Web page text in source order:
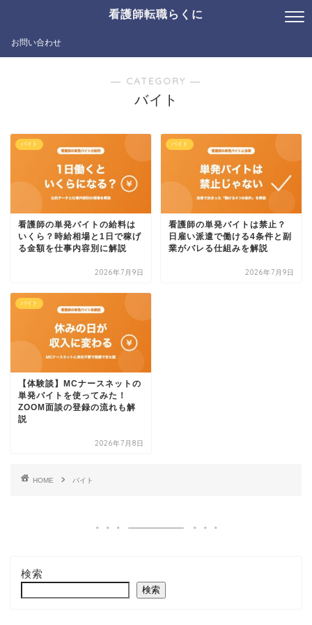
看護師転職らくに
お問い合わせ
― CATEGORY ―
バイト
バイト
看護師の単発バイトの給料は
いくら？時給相場と1日で稼げ
る金額を仕事内容別に解説
2026年7月9日
バイト
看護師の単発バイトは禁止？
日雇い派遣で働ける4条件と副
業がバレる仕組みを解説
2026年7月9日
バイト
【体験談】MCナースネットの
単発バイトを使ってみた！
ZOOM面談の登録の流れも解
説
2026年7月8日
HOME バイト
検索
検索